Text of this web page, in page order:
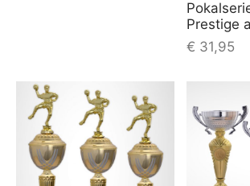
Prestige
€ 31,95